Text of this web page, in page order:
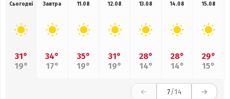
Сьогодні
31°
19°
Завтра
34°
17°
11.08
35°
19°
12.08
31°
19°
13.08
28°
14°
14.08
28°
14°
15.08
29°
15°
7/14